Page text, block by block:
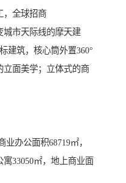
，全球招商
城市天际线的摩天建
建筑，核心筒外置360°
立面美学；立体式的商
业办公面积68719㎡，
33050㎡，地上商业面